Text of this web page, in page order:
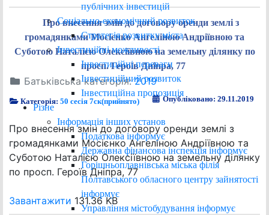
публічних інвестицій
Соціально-економічний розвиток
Стратегія розвитку міста
Інвестиційні можливості
Інвестиційні переваги
Інвестиційний розвиток
Інвестиційна пропозиція
Різне
Інформація інших установ
Податкова інформує
Державна фінансова інспекція інформує
Горішньоплавнівська міська філія
Полтавського обласного центру зайнятості
інформує
Управління містобудування інформує
Про внесення змін до договору оренди землі з
громадянками Мосієнко Ангеліною Андріївною та
Суботою Наталією Олексіївною на земельну ділянку по
просп. Героїв Дніпра, 77
Батьківська категорія:2019
Категорія:50 сесія 7ск(прийнято) Опубліковано: 29.11.2019
Про внесення змін до договору оренди землі з
громадянками Мосієнко Ангеліною Андріївною та
Суботою Наталією Олексіївною на земельну ділянку
по просп. Героїв Дніпра, 77
Завантажити 131.36 KB